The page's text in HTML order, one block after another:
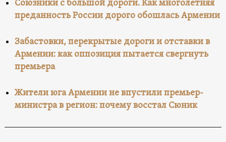
Союзники с большой дороги. Как многолетняя
преданность России дорого обошлась Армении
Забастовки, перекрытые дороги и отставки в
Армении: как оппозиция пытается свергнуть
премьера
Жители юга Армении не впустили премьер-
министра в регион: почему восстал Сюник